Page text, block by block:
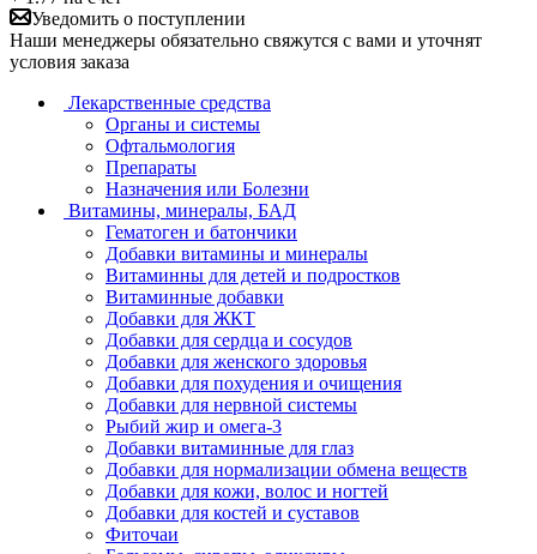
Уведомить о поступлении
Наши менеджеры обязательно свяжутся с вами и уточнят
условия заказа
Лекарственные средства
Органы и системы
Офтальмология
Препараты
Назначения или Болезни
Витамины, минералы, БАД
Гематоген и батончики
Добавки витамины и минералы
Витаминны для детей и подростков
Витаминные добавки
Добавки для ЖКТ
Добавки для сердца и сосудов
Добавки для женского здоровья
Добавки для похудения и очищения
Добавки для нервной системы
Рыбий жир и омега-3
Добавки витаминные для глаз
Добавки для нормализации обмена веществ
Добавки для кожи, волос и ногтей
Добавки для костей и суставов
Фиточаи